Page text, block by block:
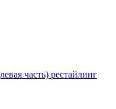
часть) рестайлинг